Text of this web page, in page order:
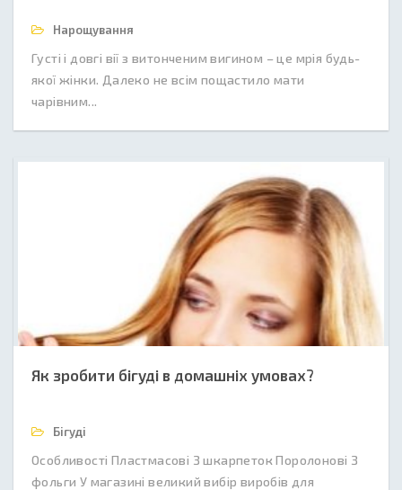
Нарощування
Густі і довгі вії з витонченим вигином – це мрія будь-
якої жінки. Далеко не всім пощастило мати
чарівним...
Як зробити бігуді в домашніх умовах?
Бігуді
Особливості Пластмасові З шкарпеток Поролонові З
фольги У магазині великий вибір виробів для